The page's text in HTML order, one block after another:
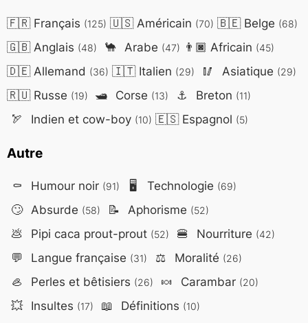
🇫🇷Français (125) 🇺🇸Américain (70) 🇧🇪Belge (68)
🇬🇧Anglais (48) 🐪 Arabe (47) 👨🏿 Africain (45)
🇩🇪Allemand (36) 🇮🇹Italien (29) 🥢 Asiatique (29)
🇷🇺Russe (19) 🛥️ Corse (13) ⚓ Breton (11)
🏹 Indien et cow-boy (10) 🇪🇸Espagnol (5)
Autre
⚰️ Humour noir (91) 🖥️ Technologie (69)
🙄 Absurde (58) 📝 Aphorisme (52)
💩 Pipi caca prout-prout (52) 🍔 Nourriture (42)
💬 Langue française (31) ⚖️ Moralité (26)
🦪 Perles et bêtisiers (26) 🍬 Carambar (20)
💥 Insultes (17) 📖 Définitions (10)